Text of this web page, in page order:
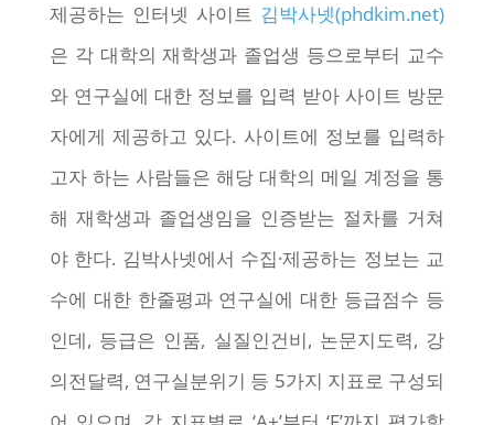
제공하는 인터넷 사이트 김박사넷(phdkim.net)
은 각 대학의 재학생과 졸업생 등으로부터 교수
와 연구실에 대한 정보를 입력 받아 사이트 방문
자에게 제공하고 있다. 사이트에 정보를 입력하
고자 하는 사람들은 해당 대학의 메일 계정을 통
해 재학생과 졸업생임을 인증받는 절차를 거쳐
야 한다. 김박사넷에서 수집·제공하는 정보는 교
수에 대한 한줄평과 연구실에 대한 등급점수 등
인데, 등급은 인품, 실질인건비, 논문지도력, 강
의전달력, 연구실분위기 등 5가지 지표로 구성되